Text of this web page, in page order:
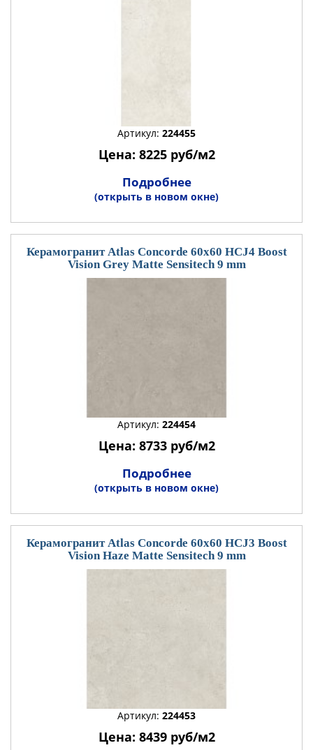
Артикул: 224455
Цена: 8225 руб/м2
Подробнее
(открыть в новом окне)
Керамогранит Atlas Concorde 60x60 HCJ4 Boost
Vision Grey Matte Sensitech 9 mm
Артикул: 224454
Цена: 8733 руб/м2
Подробнее
(открыть в новом окне)
Керамогранит Atlas Concorde 60x60 HCJ3 Boost
Vision Haze Matte Sensitech 9 mm
Артикул: 224453
Цена: 8439 руб/м2